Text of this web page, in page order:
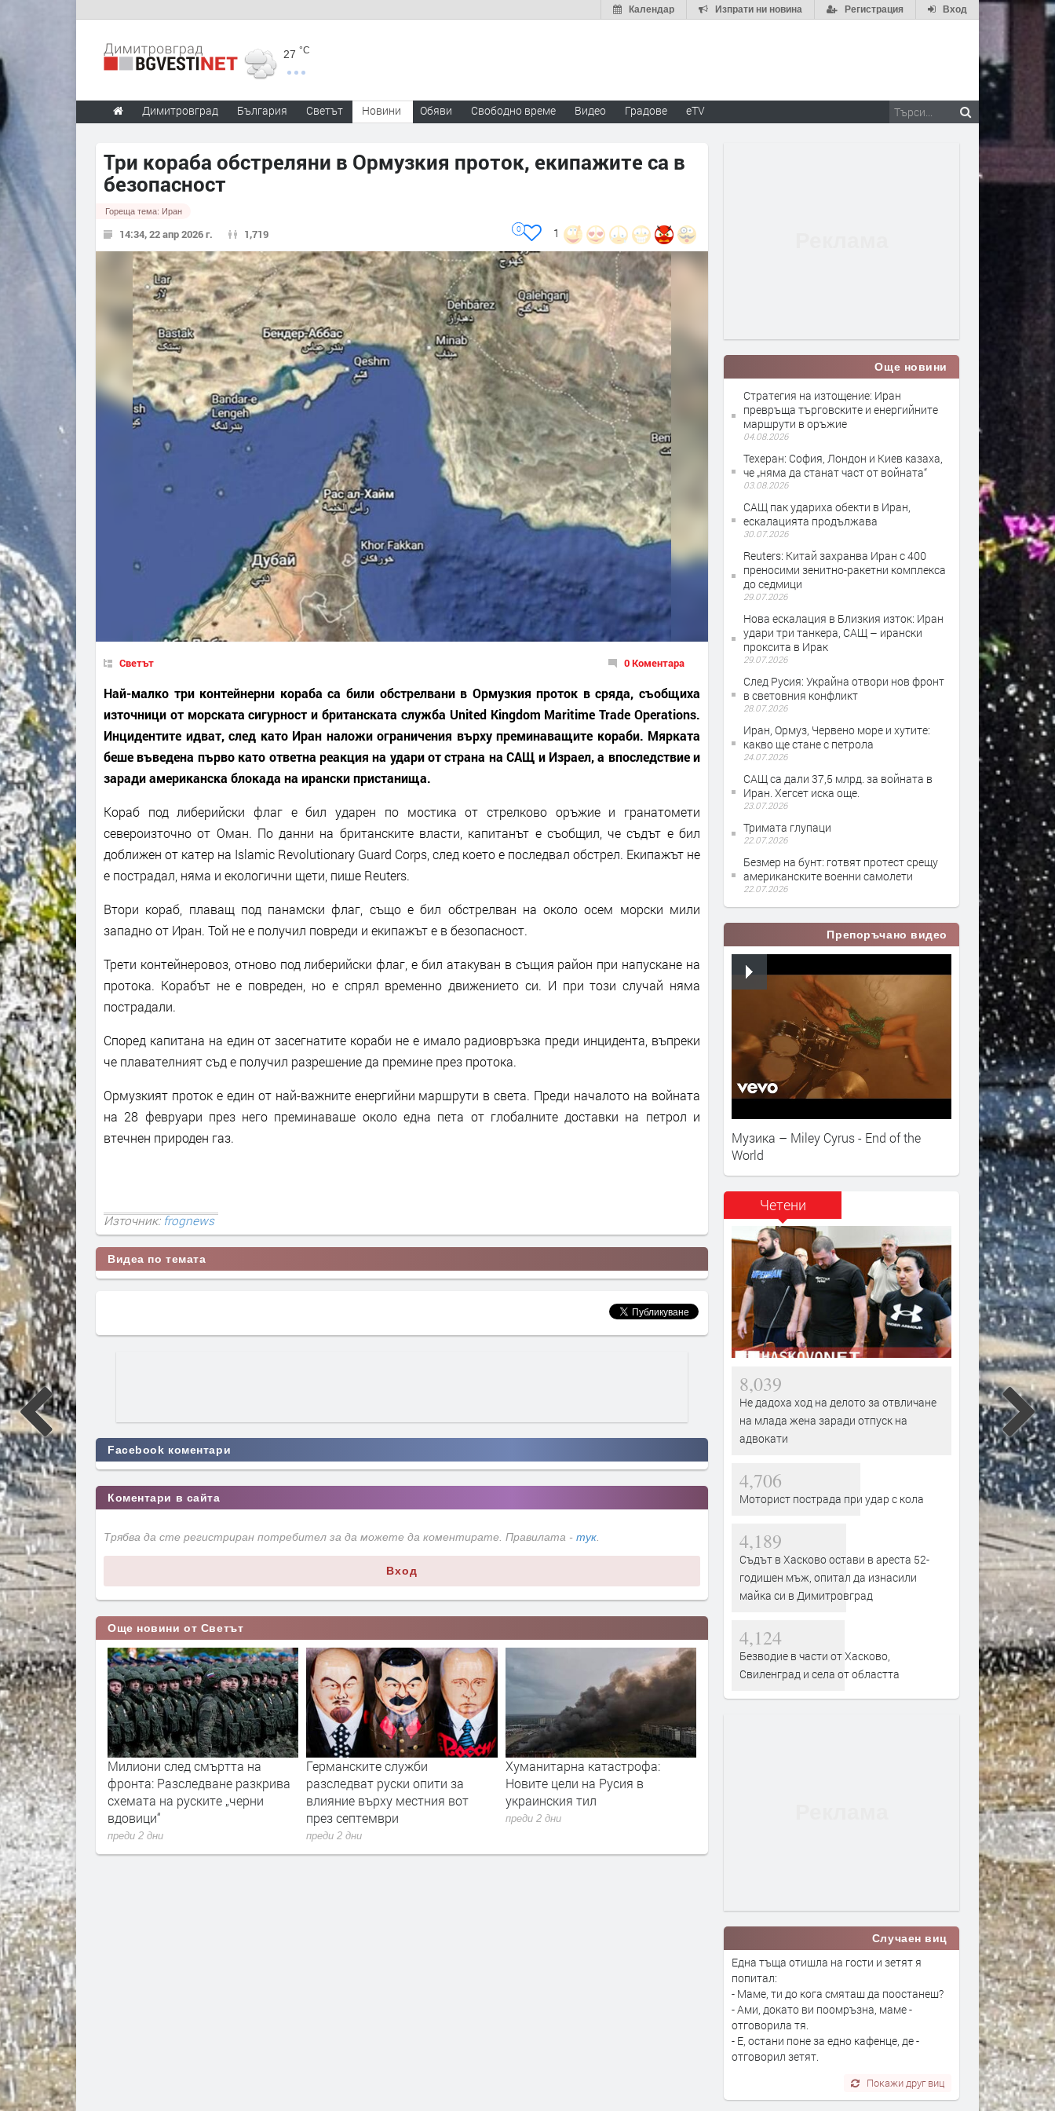
Вход
Регистрация
Изпрати ни новина
Календар
27 °C
Димитровград България Светът Новини Обяви Свободно време Видео Градове eTV
Три кораба обстреляни в Ормузкия проток, екипажите са в
безопасност
Гореща тема: Иран
14:34, 22 апр 2026 г. 1,719 1
0
Светът 0 Коментара
Най-малко три контейнерни кораба са били обстрелвани в Ормузкия проток в сряда, съобщиха
източници от морската сигурност и британската служба United Kingdom Maritime Trade Operations.
Инцидентите идват, след като Иран наложи ограничения върху преминаващите кораби. Мярката
беше въведена първо като ответна реакция на удари от страна на САЩ и Израел, а впоследствие и
заради американска блокада на ирански пристанища.
Кораб под либерийски флаг е бил ударен по мостика от стрелково оръжие и гранатомети
североизточно от Оман. По данни на британските власти, капитанът е съобщил, че съдът е бил
доближен от катер на Islamic Revolutionary Guard Corps, след което е последвал обстрел. Екипажът не
е пострадал, няма и екологични щети, пише Reuters.
Втори кораб, плаващ под панамски флаг, също е бил обстрелван на около осем морски мили
западно от Иран. Той не е получил повреди и екипажът е в безопасност.
Трети контейнеровоз, отново под либерийски флаг, е бил атакуван в същия район при напускане на
протока. Корабът не е повреден, но е спрял временно движението си. И при този случай няма
пострадали.
Според капитана на един от засегнатите кораби не е имало радиовръзка преди инцидента, въпреки
че плавателният съд е получил разрешение да премине през протока.
Ормузкият проток е един от най-важните енергийни маршрути в света. Преди началото на войната
на 28 февруари през него преминаваше около една пета от глобалните доставки на петрол и
втечнен природен газ.
Източник: frognews
Видеа по темата
Facebook коментари
Коментари в сайта
Трябва да сте регистриран потребител за да можете да коментирате. Правилата - тук
Вход
Още новини от Светът
vs.
Милиони след смъртта на
фронта: Разследване разкрива
схемата на руските „черни
вдовици“
преди 2 дни
Германските служби
разследват руски опити за
влияние върху местния вот
през септември
преди 2 дни
Хуманитарна катастрофа:
Новите цели на Русия в
украинския тил
преди 2 дни
Дрон с експлозив е открит на
Сеута след трагедията: Кой е
виновен – Испания, Мароко или
Още новини
Стратегия на изтощение: Иран
превръща търговските и енергийните
маршрути в оръжие
04.08.2026
Teхеран: София, Лондон и Киев казаха,
че „няма да станат част от войната“
03.08.2026
САЩ пак удариха обекти в Иран,
ескалацията продължава
30.07.2026
Reuters: Китай захранва Иран с 400
преносими зенитно-ракетни комплекса
до седмици
29.07.2026
Нова ескалация в Близкия изток: Иран
удари три танкера, САЩ – ирански
проксита в Ирак
29.07.2026
След Русия: Украйна отвори нов фронт
в световния конфликт
28.07.2026
Иран, Ормуз, Червено море и хутите:
какво ще стане с петрола
24.07.2026
САЩ са дали 37,5 млрд. за войната в
Иран. Хегсет иска още.
23.07.2026
Тримата глупаци
22.07.2026
Безмер на бунт: готвят протест срещу
американските военни самолети
22.07.2026
Препоръчано видео
Музика – Miley Cyrus - End of the
World
Четени
8,039
Не дадоха ход на делото за отвличане
на млада жена заради отпуск на
адвокати
4,706
Моторист пострада при удар с кола
4,189
Съдът в Хасково остави в ареста 52-
годишен мъж, опитал да изнасили
майка си в Димитровград
4,124
Безводие в части от Хасково,
Свиленград и села от областта
Случаен виц
Една тъща отишла на гости и зетят я
попитал:
- Маме, ти до кога смяташ да поостанеш?
- Ами, докато ви поомръзна, маме -
отговорила тя.
- Е, остани поне за едно кафенце, де -
отговорил зетят.
Покажи друг виц